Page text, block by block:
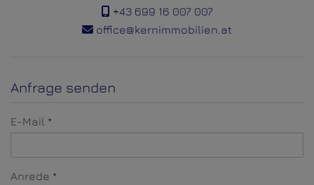
+43 699 16 007 007
office@kernimmobilien.at
Anfrage senden
E-Mail
Anrede